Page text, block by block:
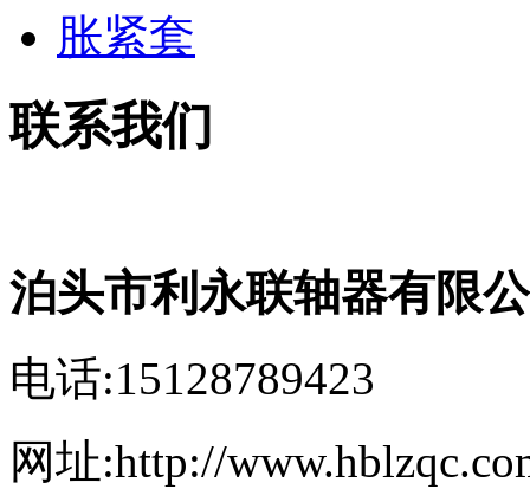
胀紧套
联系我们
泊头市利永联轴器有限
电话:15128789423
网址:http://